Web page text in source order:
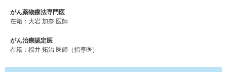
がん薬物療法専門医
在籍：大岩 加奈 医師
がん治療認定医
在籍：福井 拓治 医師（指導医）